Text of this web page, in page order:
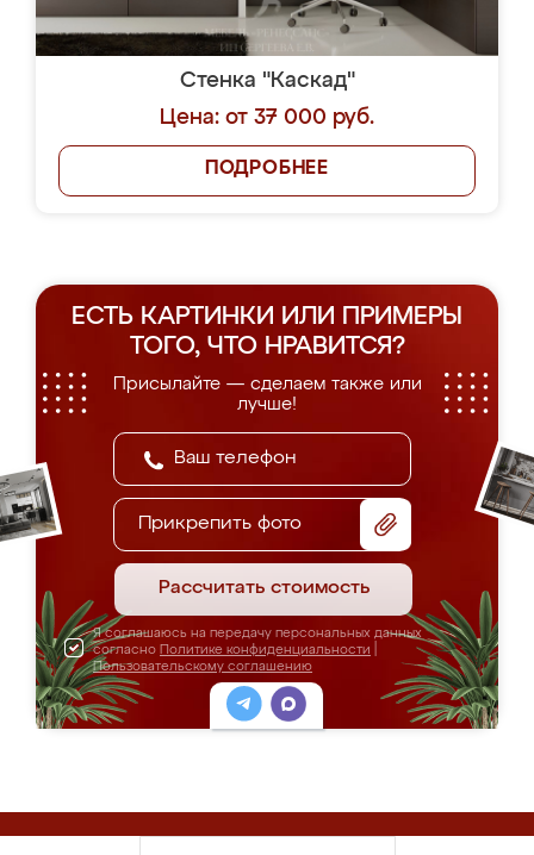
Стенка "Каскад"
Цена: от 37 000 руб.
ПОДРОБНЕЕ
ЕСТЬ КАРТИНКИ ИЛИ ПРИМЕРЫ
ТОГО, ЧТО НРАВИТСЯ?
Присылайте — сделаем также или
лучше!
Прикрепить фото
Рассчитать стоимость
Я соглашаюсь на передачу персональных данных
согласно Политике конфиденциальности
Пользовательскому соглашению